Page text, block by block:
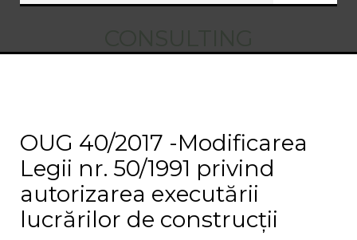
OUG 40/2017 -Modificarea
Legii nr. 50/1991 privind
autorizarea executării
lucrărilor de construcții